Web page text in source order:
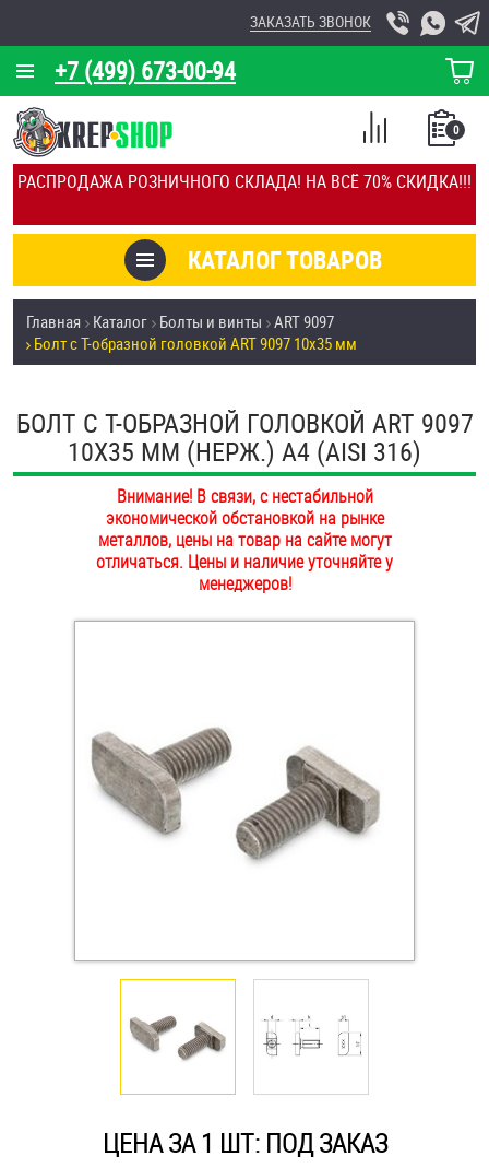
РАСПРОДАЖА РОЗНИЧНОГО СКЛАДА! НА ВСЁ 70% СКИДКА!!!
+7 (499) 673-00-94
ЗАКАЗАТЬ ЗВОНОК
КОРЗИНА
О КОМПАНИИ
КАЛЬКУЛЯТОР
ОТЗЫВЫ
УСЛУГИ
СКИДКИ
ОПТ
ПОКУПАТЕЛЯМ
ОПЛАТА И ДОСТАВКА
НАШИ МАГАЗИНЫ
КАТАЛОГ ТОВАРОВ
0
СПИСОК
СРАВНЕНИЕ
Товары со скидкой
Анкеры
Антивандальный крепёж, инструмент
Болты и винты
Втулки
Заклепки (Гайки-Заклепки)
Инструмент
Крюки, кольца с шурупной резьбой
Оснастка и аксессуары для яхт
Саморезы и шурупы
Главная Каталог Болты и винты ART 9097
Болт с Т-образной головкой ART 9097 10х35 мм
БОЛТ С Т-ОБРАЗНОЙ ГОЛОВКОЙ ART 9097
10Х35 ММ (НЕРЖ.) A4 (AISI 316)
Внимание! В связи, с нестабильной
экономической обстановкой на рынке
металлов, цены на товар на сайте могут
отличаться. Цены и наличие уточняйте у
менеджеров!
ЦЕНА ЗА 1 ШТ: ПОД ЗАКАЗ